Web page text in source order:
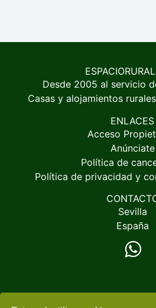
Desde 2005 al servicio
Casas y alojamientos
ENLACES
Acceso
Anúnciate
Política de
Política de privacidad y
Sevilla
España